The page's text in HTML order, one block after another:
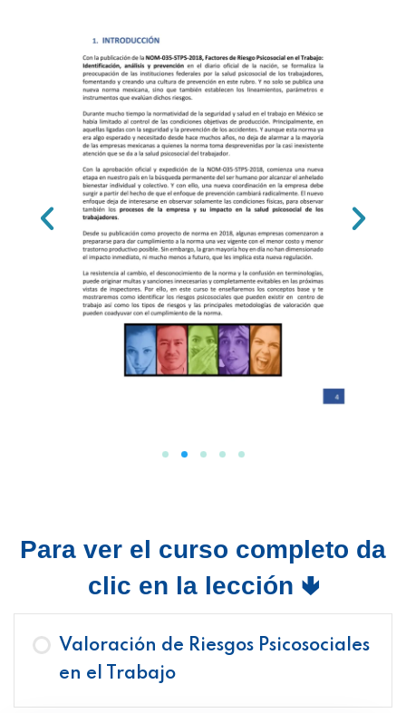
Para ver el curso completo da
clic en la lección 🢃
Valoración de Riesgos Psicosociales
en el Trabajo